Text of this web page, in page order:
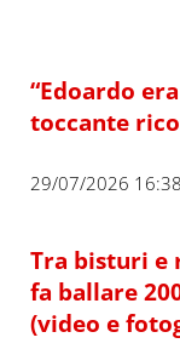
“Edoardo
toccante
29/07/2026 16:38
Tra bisturi e
fa ballare
(video e